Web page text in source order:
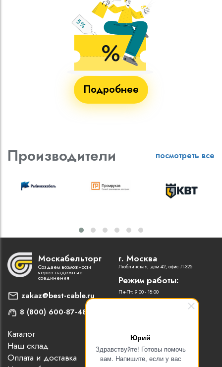
Юрий
Здравствуйте! Готовы помочь
вам. Напишите, если у вас
Подробнее
Производители посмотреть все
Москабельторг
Создаем возможности
через надежные
соединения
zakaz@best-cable.ru
8 (800) 600-87-48
г. Москва
Люблинская, дом 42, офис Л-325
Режим работы:
Пн-Пт: 9:00 - 18:00
Каталог
Наш склад
Оплата и доставка
Наши партнеры
Статьи
Контакты